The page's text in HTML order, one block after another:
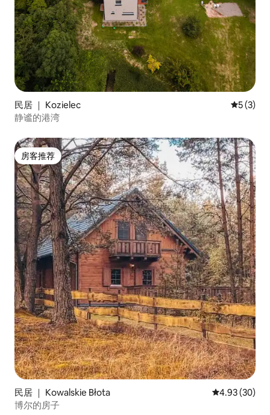
民居 ｜ Kozielec 平均评分
5 (3)
静谧的港湾
房客推荐
房客推荐
民居 ｜ Kowalskie Błota 平均评分
4.93 (30)
博尔的房子